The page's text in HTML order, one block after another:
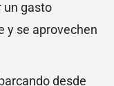
un gasto
y se aprovechen
desde